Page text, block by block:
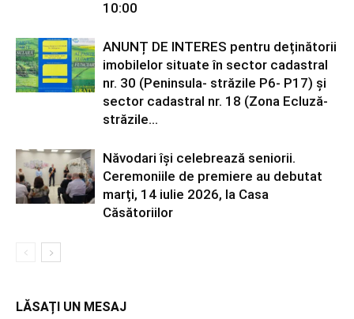
10:00
ANUNȚ DE INTERES pentru deținătorii
imobilelor situate în sector cadastral
nr. 30 (Peninsula- străzile P6- P17) și
sector cadastral nr. 18 (Zona Ecluză-
străzile...
Năvodari își celebrează seniorii.
Ceremoniile de premiere au debutat
marți, 14 iulie 2026, la Casa
Căsătoriilor
LĂSAȚI UN MESAJ